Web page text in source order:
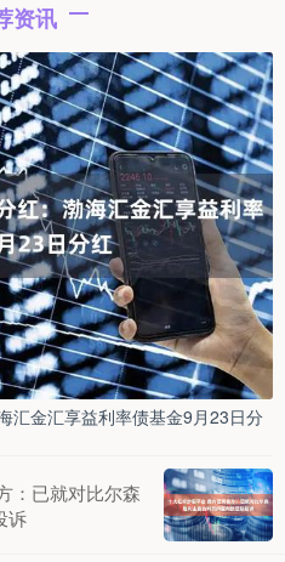
资讯
汇金汇享益利率债基金9月23日分
：已就对比尔森
诉